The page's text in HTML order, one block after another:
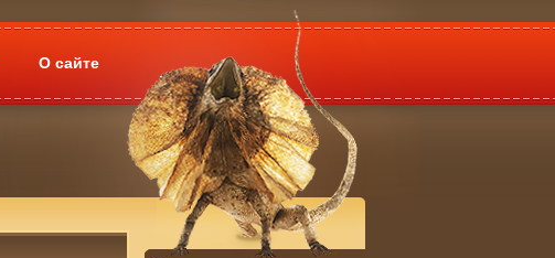
О сайте